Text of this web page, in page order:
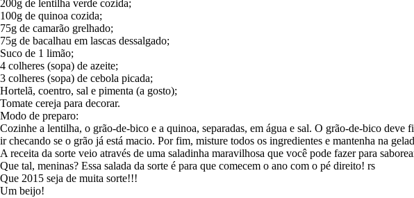
200g de lentilha verde cozida;
100g de quinoa cozida;
75g de camarão grelhado;
75g de bacalhau em lascas dessalgado;
Suco de 1 limão;
4 colheres (sopa) de azeite;
3 colheres (sopa) de cebola picada;
Hortelã, coentro, sal e pimenta (a gosto);
Tomate cereja para decorar.
Modo de preparo:
Cozinhe a lentilha, o grão-de-bico e a quinoa, separadas, em água e sal. O grão-de-bico
ir checando se o grão já está macio. Por fim, misture todos os ingredientes e mantenha na
A receita da sorte veio através de uma saladinha maravilhosa que você pode fazer para
Que tal, meninas? Essa salada da sorte é para que comecem o ano com o pé direito! rs
Que 2015 seja de muita sorte!!!
Um beijo!